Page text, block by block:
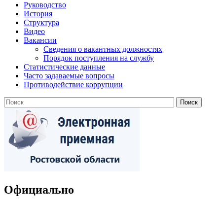
Руководство
История
Структура
Видео
Вакансии
Сведения о вакантных должностях
Порядок поступления на службу
Статистические данные
Часто задаваемые вопросы
Противодействие коррупции
Официально